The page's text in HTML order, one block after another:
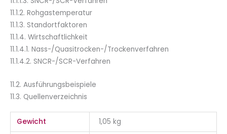
11.1.2. Rohgastemperatur
11.1.3. Standortfaktoren
11.1.4. Wirtschaftlichkeit
11.1.4.1. Nass-/Quasitrocken-/Trockenverfahren
11.1.4.2. SNCR-/SCR-Verfahren
11.2. Ausführungsbeispiele
11.3. Quellenverzeichnis
Gewicht 1,05 kg